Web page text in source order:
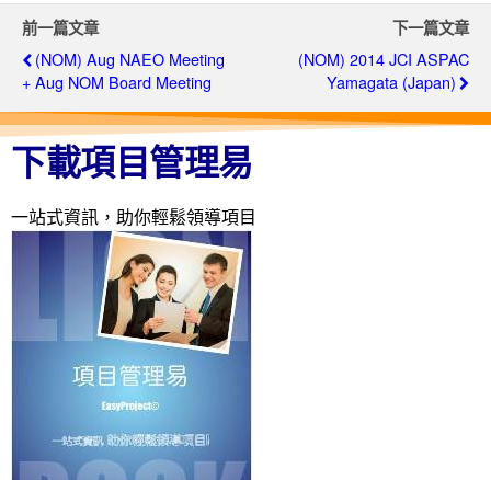
前一篇文章
(NOM) Aug NAEO Meeting
+ Aug NOM Board Meeting
下一篇文章
(NOM) 2014 JCI ASPAC
Yamagata (Japan)
下載項目管理易
一站式資訊，助你輕鬆領導項目